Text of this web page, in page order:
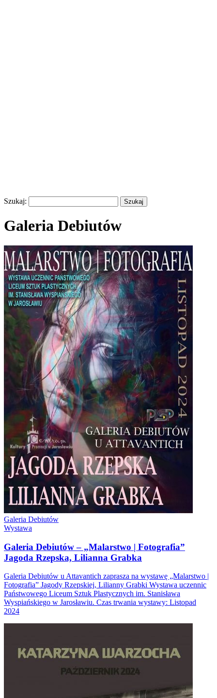
Szukaj:
Galeria Debiutów
Galeria Debiutów
Wystawa
Galeria Debiutów – „Malarstwo | Fotografia”
Jagoda Rzepska, Lilianna Grabka
Galeria Debiutów u Attavantich zaprasza na wystawę „Malarstwo |
Fotografia” Jagody Rzepskiej, Lilianny Grabki Wystawa uczennic
Państwowego Liceum Sztuk Plastycznych im. Stanisława
Wyspiańskiego w Jarosławiu. Czas trwania wystawy: Listopad
2024